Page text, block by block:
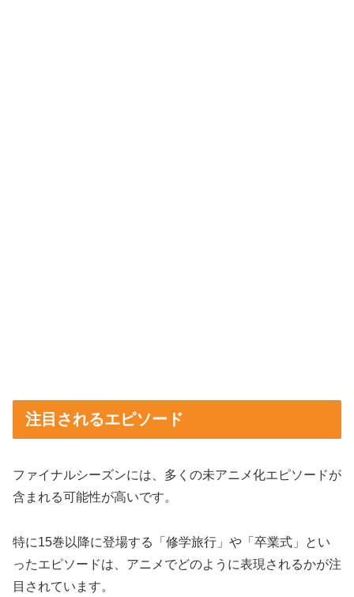
注目されるエピソード
ファイナルシーズンには、多くの未アニメ化エピソードが
含まれる可能性が高いです。
特に15巻以降に登場する「修学旅行」や「卒業式」とい
ったエピソードは、アニメでどのように表現されるかが注
目されています。